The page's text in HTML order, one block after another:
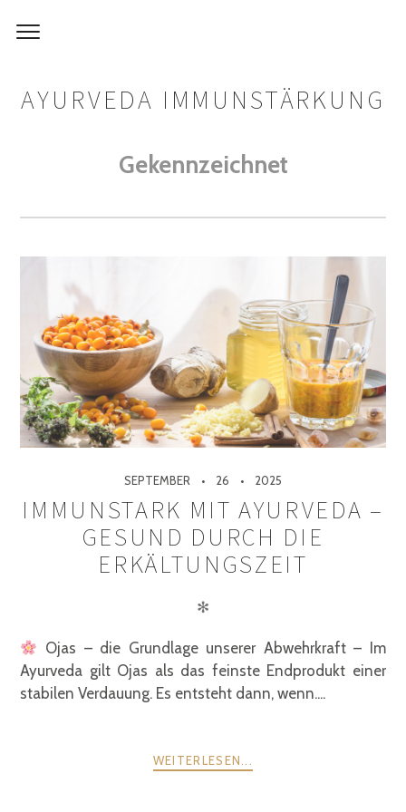
AYURVEDA IMMUNSTÄRKUNG
Gekennzeichnet
SEPTEMBER 26 2025
IMMUNSTARK MIT AYURVEDA –
GESUND DURCH DIE
ERKÄLTUNGSZEIT
✻
Ojas – die Grundlage unserer Abwehrkraft – Im
Ayurveda gilt Ojas als das feinste Endprodukt einer
stabilen Verdauung. Es entsteht dann, wenn....
WEITERLESEN...